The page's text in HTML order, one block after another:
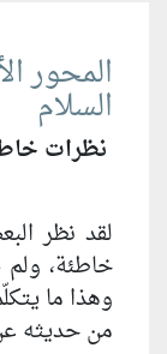
المحور
السلام
نظرات
لقد نظر
خاطئة، ولم
وهذا ما
من حديثه